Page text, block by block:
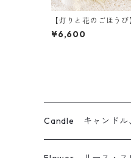
【灯りと花のごほうび
モミール ｜ボタニカル
ンドルW＆サシェ＆ミ
¥6,600
Candle キャンドル